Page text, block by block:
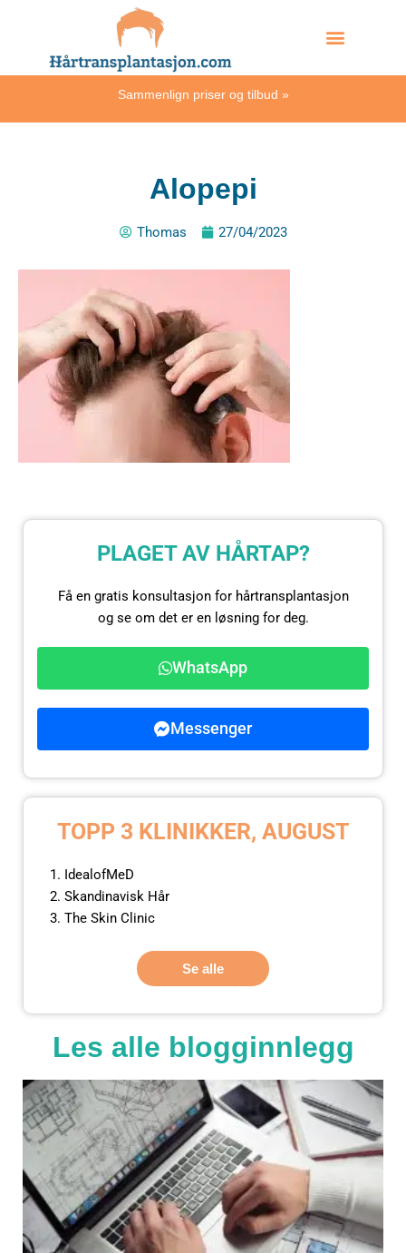
Sammenlign priser og tilbud »
Alopepi
Thomas 27/04/2023
PLAGET AV HÅRTAP?
Få en gratis konsultasjon for hårtransplantasjon
og se om det er en løsning for deg.
WhatsApp
Messenger
TOPP 3 KLINIKKER, AUGUST
IdealofMeD
Skandinavisk Hår
The Skin Clinic
Se alle
Les alle blogginnlegg